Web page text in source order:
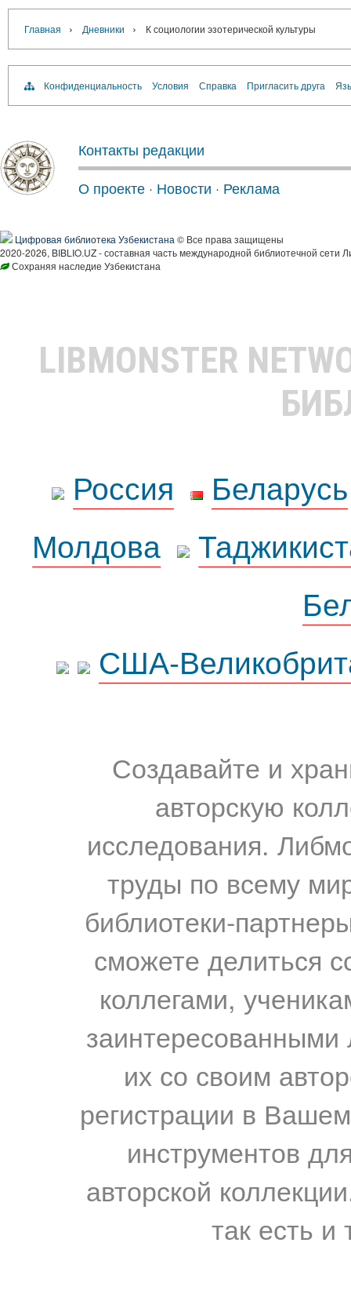
Главная › Дневники › К социологии эзотерической культуры
Конфиденциальность Условия Справка Пригласить друга
Контакты редакции
О проекте · Новости · Реклама
Цифровая библиотека Узбекистана © Все права защищены
2020-2026, BIBLIO.UZ - составная часть международной библиотечной сети
Сохраняя наследие Узбекистана
LIBMONSTER
Россия
Беларусь
Молдова
США-
Создавайте и
авторскую
исследования.
труды по всему
библиотеки-
сможете делиться
коллегами,
их со своим
регистрации в
инструментов
авторской
так есть и